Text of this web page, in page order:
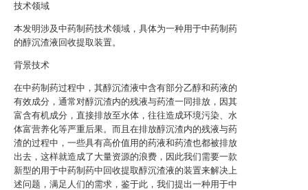
技术领域
本发明涉及中药制药技术领域，具体为一种用于中药制药
的醇沉渣液回收提取装置。
背景技术
在中药制药过程中，其醇沉渣液中含有部分乙醇和药液的
有效成分，通常对醇沉渣内的残液与药渣一同排放，因其
富含有机成分，直接排放至水体，往往造成环境污染、水
体富营养化等严重后果。而且在排放醇沉渣内的残液与药
渣的过程中，一些具有高价值用的药液和药渣也都被排放
出去，这样就造成了大量资源的浪费，因此我们需要一款
新型的用于中药制药中回收提取醇沉渣液的装置来解决上
述问题，满足人们的需求，鉴于此，我们提出一种用于中